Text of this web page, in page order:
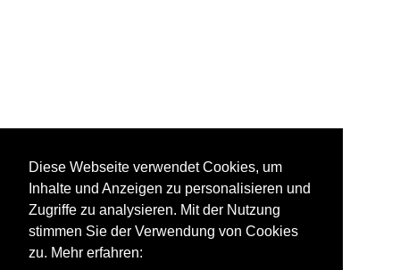
Diese Webseite verwendet Cookies, um
Inhalte und Anzeigen zu personalisieren und
Zugriffe zu analysieren. Mit der Nutzung
stimmen Sie der Verwendung von Cookies
zu. Mehr erfahren: